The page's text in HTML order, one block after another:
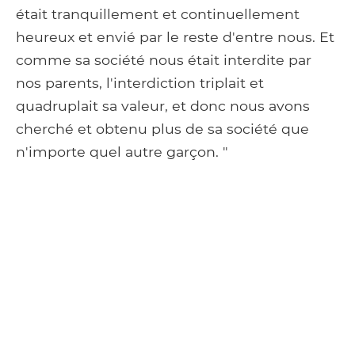
était tranquillement et continuellement
heureux et envié par le reste d'entre nous. Et
comme sa société nous était interdite par
nos parents, l'interdiction triplait et
quadruplait sa valeur, et donc nous avons
cherché et obtenu plus de sa société que
n'importe quel autre garçon. "